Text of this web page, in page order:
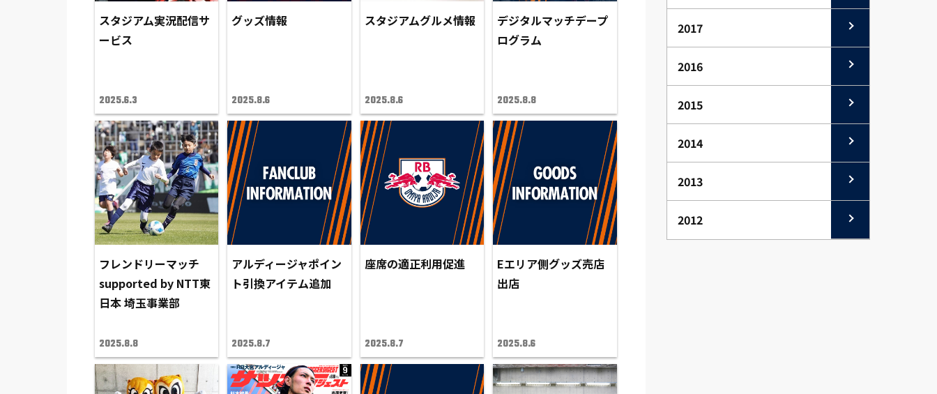
スタジアム実況配信サ
ービス
2025.6.3
グッズ情報
2025.8.6
スタジアムグルメ情報
2025.8.6
デジタルマッチデープ
ログラム
2025.8.8
フレンドリーマッチ
supported by NTT東
日本 埼玉事業部
2025.8.8
アルディージャポイン
ト引換アイテム追加
2025.8.7
座席の適正利用促進
2025.8.7
Eエリア側グッズ売店
出店
2025.8.6
2017
2016
2015
2014
2013
2012